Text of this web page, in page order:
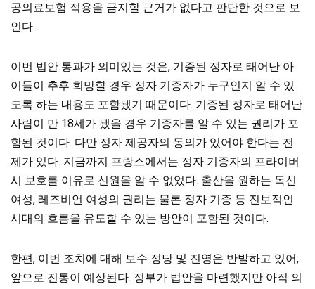
공의료보험 적용을 금지할 근거가 없다고 판단한 것으로 보
인다.
이번 법안 통과가 의미있는 것은, 기증된 정자로 태어난 아
이들이 추후 희망할 경우 정자 기증자가 누구인지 알 수 있
도록 하는 내용도 포함됐기 때문이다. 기증된 정자로 태어난
사람이 만 18세가 됐을 경우 기증자를 알 수 있는 권리가 포
함된 것이다. 다만 정자 제공자의 동의가 있어야 한다는 전
제가 있다. 지금까지 프랑스에서는 정자 기증자의 프라이버
시 보호를 이유로 신원을 알 수 없었다. 출산을 원하는 독신
여성, 레즈비언 여성의 권리는 물론 정자 기증 등 진보적인
시대의 흐름을 유도할 수 있는 방안이 포함된 것이다.
한편, 이번 조치에 대해 보수 정당 및 진영은 반발하고 있어,
앞으로 진통이 예상된다. 정부가 법안을 마련했지만 아직 의